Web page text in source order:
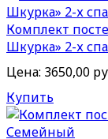
Комплект
Шкурка» 2-х
Цена: 3650,00
Купить